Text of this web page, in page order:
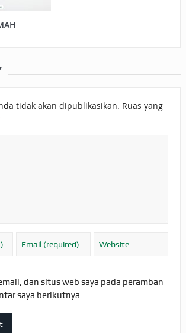
tidak akan dipublikasikan. Ruas yang
dan situs web saya pada peramban
saya berikutnya.